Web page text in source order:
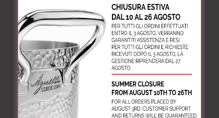
1 x Padella
1 manico – ø 24